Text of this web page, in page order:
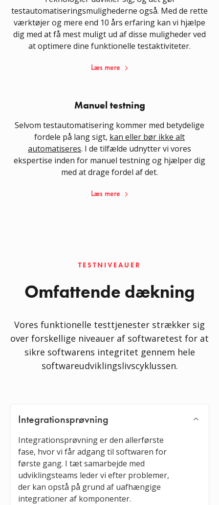
testautomatiseringsmulighederne også. Med de rette
værktøjer og mere end 10 års erfaring kan vi hjælpe
dig med at få mest muligt ud af disse muligheder ved
at optimere dine funktionelle testaktiviteter.
Læs mere
Manuel testning
Selvom testautomatisering kommer med betydelige
fordele på lang sigt, kan eller bør ikke alt
automatiseres. I de tilfælde udnytter vi vores
ekspertise inden for manuel testning og hjælper dig
med at drage fordel af det.
Læs mere
TESTNIVEAUER
Omfattende dækning
Vores funktionelle testtjenester strækker sig
over forskellige niveauer af softwaretest for at
sikre softwarens integritet gennem hele
softwareudviklingslivscyklussen.
Integrationsprøvning
Integrationsprøvning er den allerførste
fase, hvor vi får adgang til softwaren for
første gang. I tæt samarbejde med
udviklingsteams leder vi efter problemer,
der kan opstå på grund af uafhængige
integrationer af komponenter.